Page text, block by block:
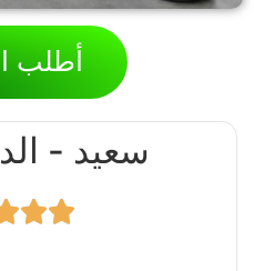
أطلب
سعيد -

